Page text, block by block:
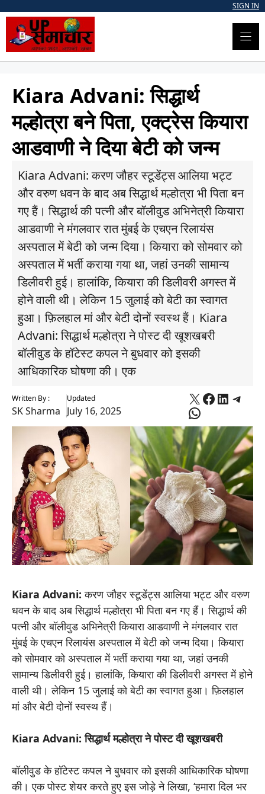
content
SIGN IN
Kiara Advani: सिद्धार्थ
मल्होत्रा बने पिता, एक्ट्रेस कियारा
आडवाणी ने दिया बेटी को जन्म
Kiara Advani: करण जौहर स्टूडेंट्स आलिया भट्ट
और वरुण धवन के बाद अब सिद्धार्थ मल्होत्रा भी पिता बन
गए हैं। सिद्धार्थ की पत्नी और बॉलीवुड अभिनेत्री कियारा
आडवाणी ने मंगलवार रात मुंबई के एचएन रिलायंस
अस्पताल में बेटी को जन्म दिया। कियारा को सोमवार को
अस्पताल में भर्ती कराया गया था, जहां उनकी सामान्य
डिलीवरी हुई। हालांकि, कियारा की डिलीवरी अगस्त में
होने वाली थी। लेकिन 15 जुलाई को बेटी का स्वागत
हुआ। फ़िलहाल मां और बेटी दोनों स्वस्थ हैं। Kiara
Advani: सिद्धार्थ मल्होत्रा ने पोस्ट दी खूशखबरी
बॉलीवुड के हॉटेस्ट कपल ने बुधवार को इसकी
आधिकारिक घोषणा की। एक
Written By :
SK Sharma
Updated
July 16, 2025
X Facebook
WhatsApp
Kiara Advani: करण जौहर स्टूडेंट्स आलिया भट्ट और वरुण
धवन के बाद अब सिद्धार्थ मल्होत्रा भी पिता बन गए हैं। सिद्धार्थ की
पत्नी और बॉलीवुड अभिनेत्री कियारा आडवाणी ने मंगलवार रात
मुंबई के एचएन रिलायंस अस्पताल में बेटी को जन्म दिया। कियारा
को सोमवार को अस्पताल में भर्ती कराया गया था, जहां उनकी
सामान्य डिलीवरी हुई। हालांकि, कियारा की डिलीवरी अगस्त में होने
वाली थी। लेकिन 15 जुलाई को बेटी का स्वागत हुआ। फ़िलहाल
मां और बेटी दोनों स्वस्थ हैं।
Kiara Advani: सिद्धार्थ मल्होत्रा ने पोस्ट दी खूशखबरी
बॉलीवुड के हॉटेस्ट कपल ने बुधवार को इसकी आधिकारिक घोषणा
की। एक पोस्ट शेयर करते हुए इस जोड़े ने लिखा, ‘हमारा दिल भर